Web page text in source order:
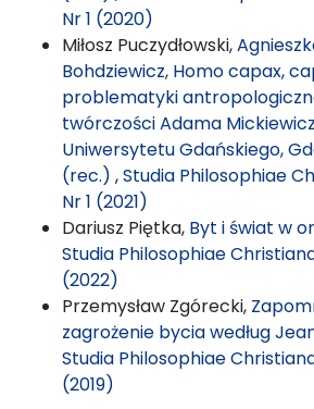
Nr 1 (2020)
Miłosz Puczydłowski,
Bohdziewicz, Homo capax,
problematyki
twórczości Adama
Uniwersytetu Gdańskiego,
(rec.) ,Studia Philosophiae
Nr 1 (2021)
Dariusz Piętka, Byt i świat w
Studia Philosophiae
(2022)
Przemysław Zgórecki,
zagrożenie bycia według
Studia Philosophiae
(2019)